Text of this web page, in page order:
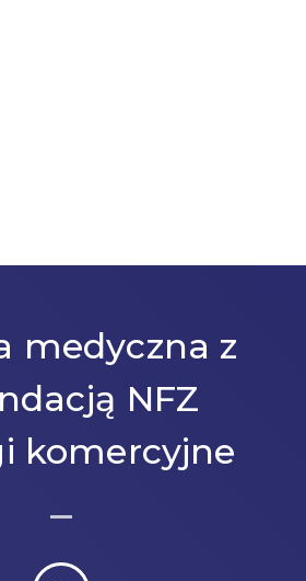
medyczna z
NFZ
komercyjne